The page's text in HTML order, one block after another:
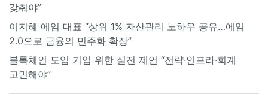
갖춰야”
이지혜 에임 대표 “상위 1% 자산관리 노하우 공유…에임
2.0으로 금융의 민주화 확장”
블록체인 도입 기업 위한 실전 제언 “전략·인프라·회계
고민해야”